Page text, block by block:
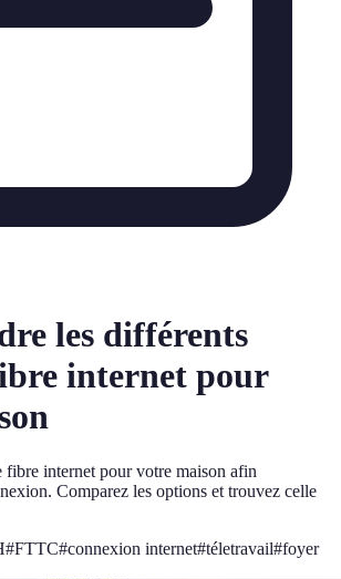
les différents
internet pour
fibre internet pour votre maison afin
Comparez les options et trouvez celle
#FTTC#connexion internet#téletravail#foyer